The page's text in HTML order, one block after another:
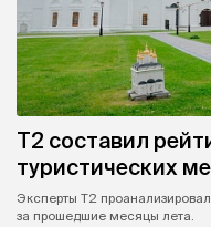
Т2 составил
туристических
Эксперты Т2
за прошедшие месяцы лета.